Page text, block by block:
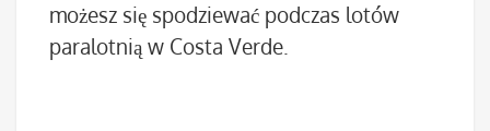
możesz się spodziewać podczas lotów
paralotnią w Costa Verde.